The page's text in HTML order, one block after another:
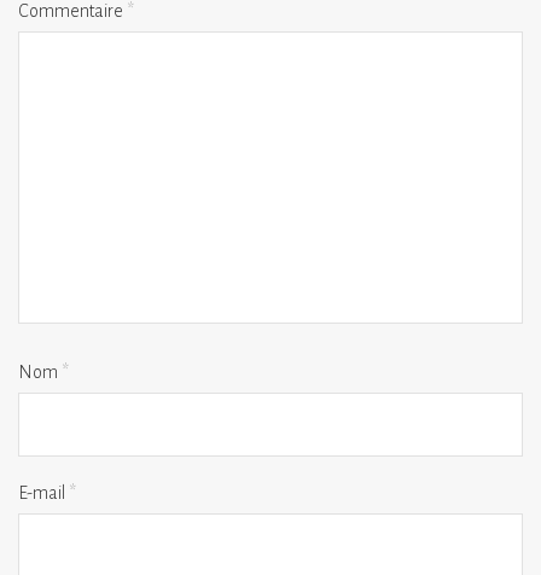
Commentaire *
Nom *
E-mail *